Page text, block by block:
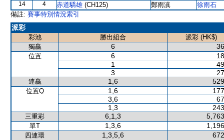
14 4 赤道驕雄 (CH125) 鄭雨滇
徐雨石
備註: 賽事特別情況索引
派彩
彩池 勝出組合
派彩 (HK$)
獨贏
6
位置 6
1
3
連贏 1,6
位置Q 1,6
3,6
1,3
三重彩 6,1,3
單T 1,3,6
四連環 1,3,5,6